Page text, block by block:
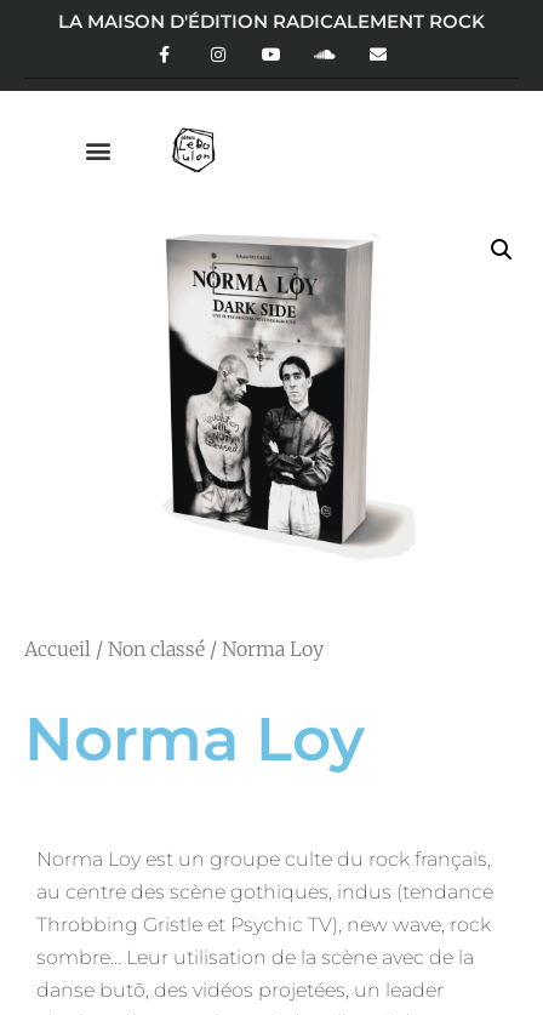
LA MAISON D'ÉDITION RADICALEMENT ROCK
Accueil / Non classé / Norma Loy
Norma Loy
Norma Loy est un groupe culte du rock français,
au centre des scène gothiques, indus (tendance
Throbbing Gristle et Psychic TV), new wave, rock
sombre… Leur utilisation de la scène avec de la
danse butō, des vidéos projetées, un leader